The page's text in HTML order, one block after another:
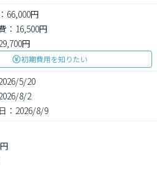
66,000円
：16,500円
円
初期費用を知りたい
5/20
8/2
：2026/8/9